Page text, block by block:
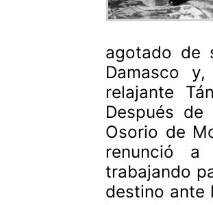
agotado de
Damasco
relajante
Después
Osorio de
renunció
trabajando
destino ante